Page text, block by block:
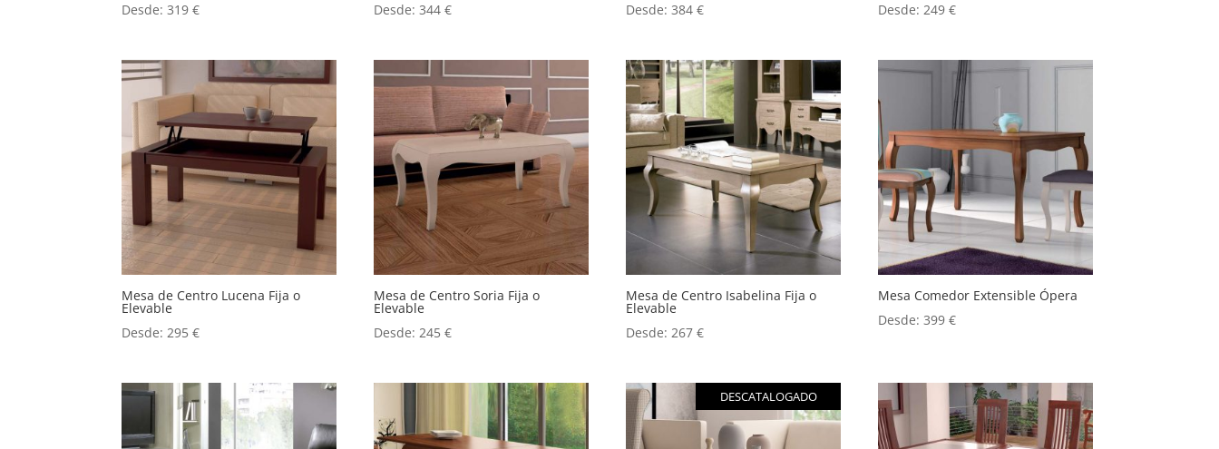
Desde:319€
Desde:344€
Desde:384€
Desde:249€
Mesa de Centro Lucena Fija o
Elevable
Desde:295€
Mesa de Centro Soria Fija o
Elevable
Desde:245€
Mesa de Centro Isabelina Fija o
Elevable
Desde:267€
Mesa Comedor Extensible Ópera
Desde:399€
DESCATALOGADO